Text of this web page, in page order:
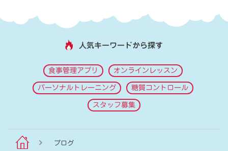
人気キーワードから探す
食事管理アプリ オンラインレッスン
パーソナルトレーニング 糖質コントロール
スタッフ募集
ブログ